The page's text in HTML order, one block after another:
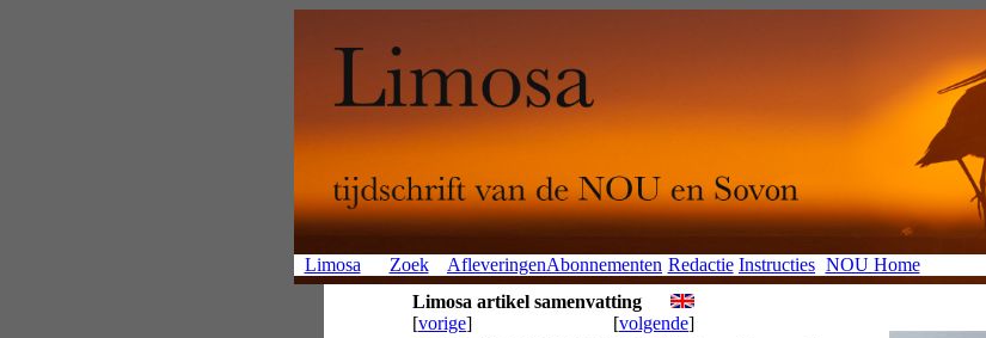
Limosa Zoek AfleveringenAbonnementen Redactie Instructies NOU Home
Limosa artikel samenvatting
[vorige] [volgende]